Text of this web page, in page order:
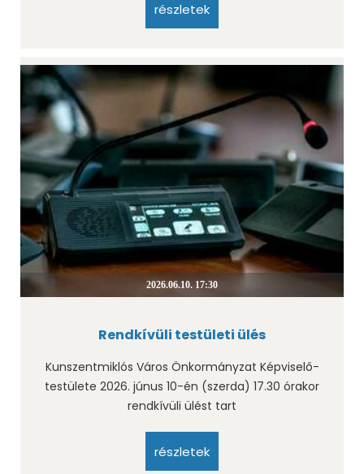
részletek
2026.06.10. 17:30
Rendkívüli testületi ülés
Kunszentmiklós Város Önkormányzat Képviselő-
testülete 2026. júnus 10-én (szerda) 17.30 órakor
rendkívüli ülést tart
részletek